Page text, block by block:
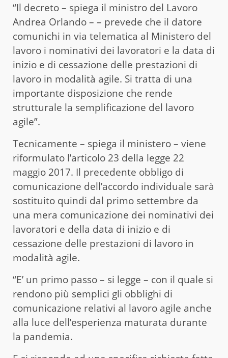
“Il decreto – spiega il ministro del Lavoro
Andrea Orlando – – prevede che il datore
comunichi in via telematica al Ministero del
lavoro i nominativi dei lavoratori e la data di
inizio e di cessazione delle prestazioni di
lavoro in modalità agile. Si tratta di una
importante disposizione che rende
strutturale la semplificazione del lavoro
agile”.
Tecnicamente – spiega il ministero – viene
riformulato l’articolo 23 della legge 22
maggio 2017. Il precedente obbligo di
comunicazione dell’accordo individuale sarà
sostituito quindi dal primo settembre da
una mera comunicazione dei nominativi dei
lavoratori e della data di inizio e di
cessazione delle prestazioni di lavoro in
modalità agile.
“E’ un primo passo – si legge – con il quale si
rendono più semplici gli obblighi di
comunicazione relativi al lavoro agile anche
alla luce dell’esperienza maturata durante
la pandemia.